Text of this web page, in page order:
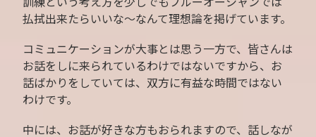
払拭出来たらいいな〜なんて理想論を掲げています。
コミュニケーションが大事とは思う一方で、皆さんは
お話をしに来られているわけではないですから、お
話ばかりをしていては、双方に有益な時間ではない
わけです。
中には、お話が好きな方もおられますので、話しなが